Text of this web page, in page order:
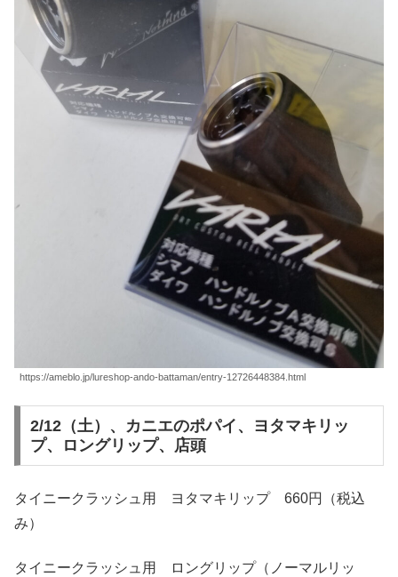
https://ameblo.jp/lureshop-ando-battaman/entry-12726448384.html
2/12（土）、カニエのポパイ、ヨタマキリッ
プ、ロングリップ、店頭
タイニークラッシュ用 ヨタマキリップ 660円（税込
み）
タイニークラッシュ用 ロングリップ（ノーマルリッ